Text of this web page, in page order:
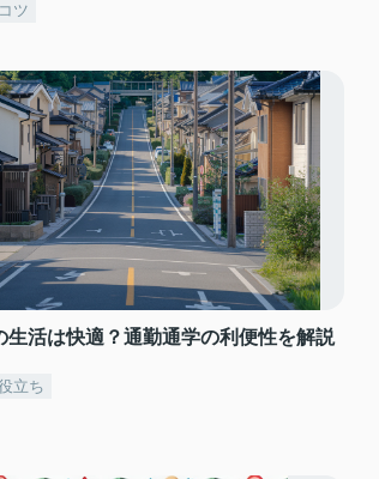
ツ
生活は快適？通勤通学の利便性を解説
立ち